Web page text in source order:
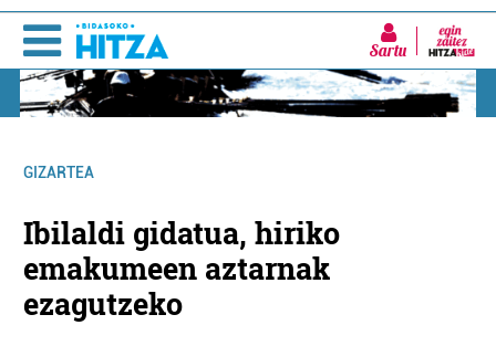
Sartu
GIZARTEA
Ibilaldi gidatua, hiriko
emakumeen aztarnak
ezagutzeko